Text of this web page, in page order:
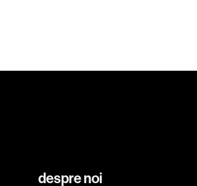
despre noi